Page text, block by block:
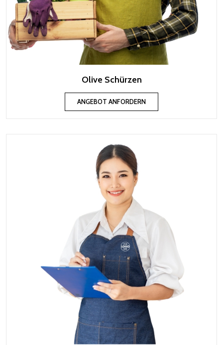
Olive Schürzen
ANGEBOT ANFORDERN